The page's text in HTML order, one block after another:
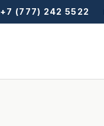
+7 (777) 242 5522